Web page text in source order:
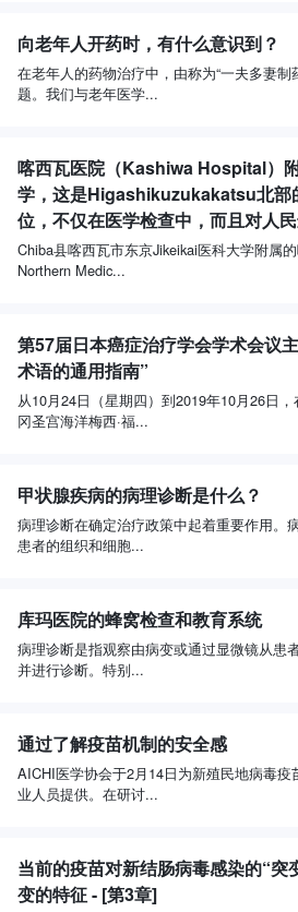
向老年人开药时，有什么意识到？
在老年人的药物治疗中，由称为“一夫多妻制
题。我们与老年医学...
喀西瓦医院（Kashiwa Hospital）
学，这是Higashikuzukakatsu北部
位，不仅在医学检查中，而且对人民
Chiba县喀西瓦市东京Jikeikai医科大学附属
Northern Medic...
第57届日本癌症治疗学会学术会议
术语的通用指南”
从10月24日（星期四）到2019年10月26日
冈圣宫海洋梅西·福...
甲状腺疾病的病理诊断是什么？
病理诊断在确定治疗政策中起着重要作用。
患者的组织和细胞...
库玛医院的蜂窝检查和教育系统
病理诊断是指观察由病变或通过显微镜从患
并进行诊断。特别...
通过了解疫苗机制的安全感
AICHI医学协会于2月14日为新殖民地病毒
业人员提供。在研讨...
当前的疫苗对新结肠病毒感染的“突
变的特征 - [第3章]